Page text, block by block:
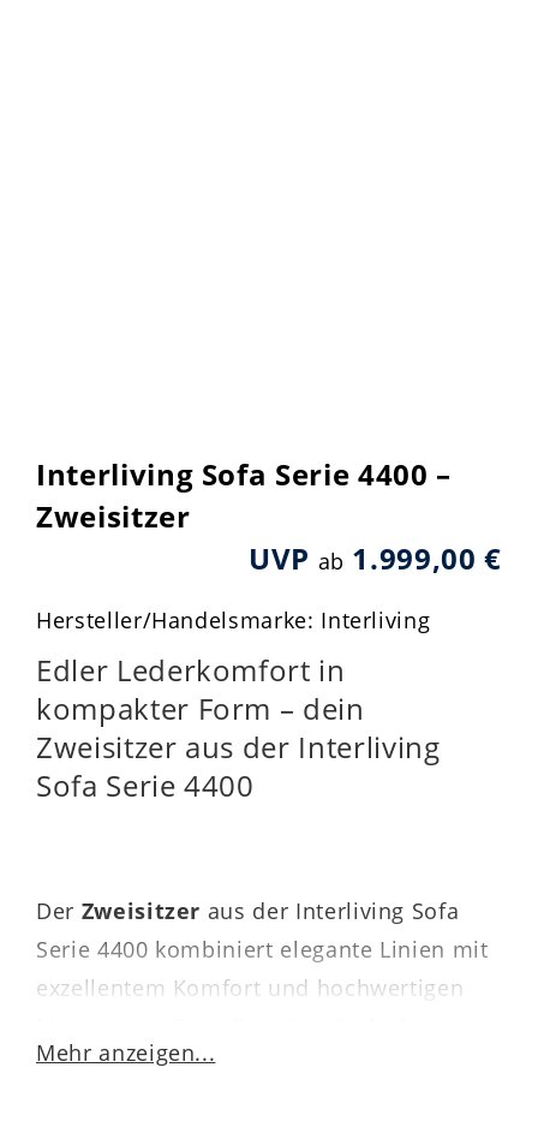
Interliving Sofa Serie 4400 –
Zweisitzer
UVP ab 1.999,00 €
Hersteller/Handelsmarke: Interliving
Edler Lederkomfort in
kompakter Form – dein
Zweisitzer aus der Interliving
Sofa Serie 4400
Der Zweisitzer aus der Interliving Sofa
Serie 4400 kombiniert elegante Linien mit
exzellentem Komfort und hochwertigen
verleiht dem Sofa eine warme, moderne
Mehr anzeigen...